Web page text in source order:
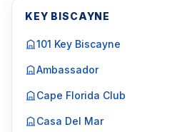
KEY BISCAYNE
101 Key Biscayne
Ambassador
Cape Florida Club
Casa Del Mar